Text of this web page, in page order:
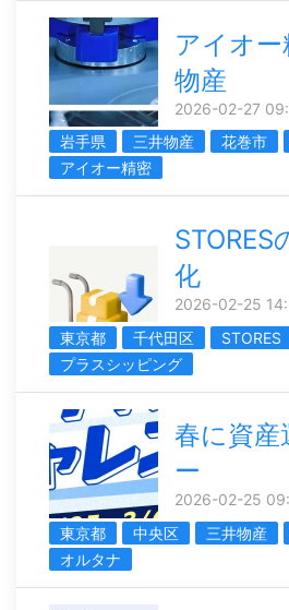
アイオ
物産
2026-02-27
岩手県
三井物産 花巻市
アイオー精密
STORES
化
2026-02-25
東京都
千代田区 STORES
プラスシッピング
春に資産
ー
2026-02-25
東京都
中央区 三井物産
オルタナ